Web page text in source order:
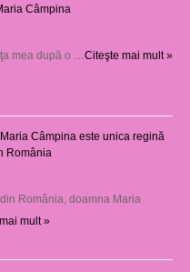
Câmpina
mea după o … Citeşte mai mult »
Câmpina este unica regină
România
România, doamna Maria
mult »